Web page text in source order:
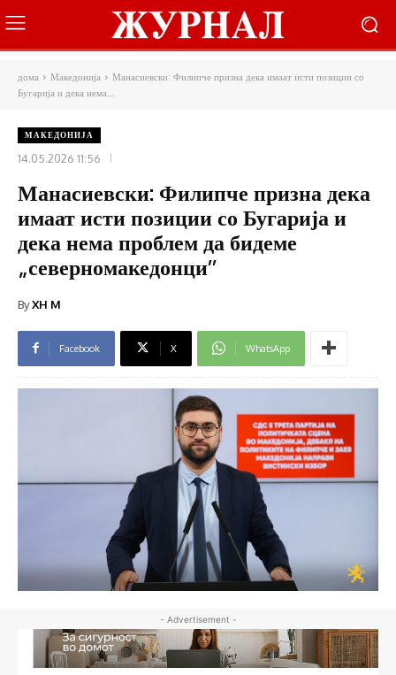
дома Македонија
Манасиевски: Филипче призна дека имаат исти позиции со
Бугарија и дека нема...
МАКЕДОНИЈА
14.05.2026 11:56
Манасиевски: Филипче призна дека
имаат исти позиции со Бугарија и
дека нема проблем да бидеме
„северномакедонци’’
ByXH M
Facebook X WhatsApp
- Advertisement -